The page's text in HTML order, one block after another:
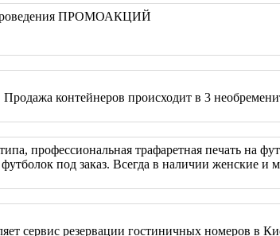
проведения ПРОМОАКЦИЙ
контейнеров происходит в 3
профессиональная трафаретная печать на
под заказ. Всегда в наличии женские
сервис резервации гостиничных номеров в